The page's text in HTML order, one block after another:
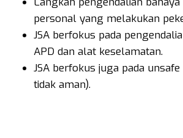
personal yang melakukan
JSA berfokus pada
APD dan alat keselamatan.
JSA berfokus juga pada
tidak aman).